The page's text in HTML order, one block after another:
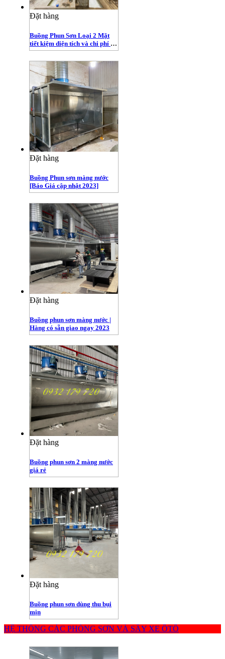
Đặt hàng
Buồng Phun Sơn Loại 2 Mặt
tiết kiệm diện tích và chi phí -
Gọi 0932179720
Đặt hàng
Buồng Phun sơn màng nước
[Báo Giá cập nhật 2023]
Đặt hàng
Buồng phun sơn màng nước |
Hàng có sẵn giao ngay 2023
Đặt hàng
Buồng phun sơn 2 màng nước
giá rẻ
Đặt hàng
Buồng phun sơn dùng thu bụi
mịn
HỆ THỐNG CÁC PHÒNG SƠN VÀ SẤY XE ÔTÔ